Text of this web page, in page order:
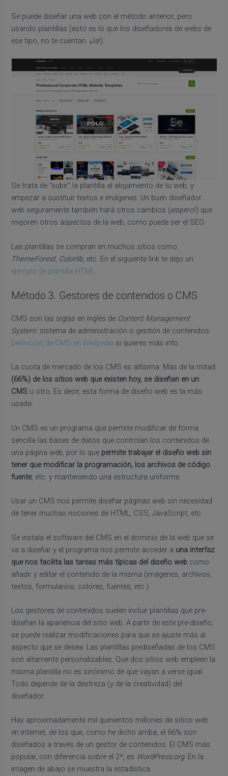
Se puede diseñar una web con el método anterior, pero
usando plantillas (esto es lo que los diseñadores de webs de
ese tipo, no te cuentan. ¡Ja!).
Se trata de “subir” la plantilla al alojamiento de tu web, y
empezar a sustituir textos e imágenes. Un buen diseñador
web seguramente también hará otros cambios (¡espero!) que
mejoren otros aspectos de la web, como puede ser el SEO.
Las plantillas se compran en muchos sitios como
ThemeForest, Colorlib, etc. En el siguiente link te dejo un
ejemplo de plantilla HTML.
Método 3. Gestores de contenidos o CMS
CMS son las siglas en inglés de Content Management
System: sistema de administración o gestión de contenidos.
Definición de CMS en Wikipedia si quieres más info.
La cuota de mercado de los CMS es altísima. Más de la mitad
(66%) de los sitios web que existen hoy, se diseñan en un
CMS u otro. Es decir, esta forma de diseño web es la más
usada.
Un CMS es un programa que permite modificar de forma
sencilla las bases de datos que controlan los contenidos de
una página web, por lo que permite trabajar el diseño web sin
tener que modificar la programación, los archivos de código
fuente, etc. y manteniendo una estructura uniforme.
Usar un CMS nos permite diseñar páginas web sin necesidad
de tener muchas nociones de HTML, CSS, JavaScript, etc.
Se instala el software del CMS en el dominio de la web que se
va a diseñar y el programa nos permite acceder a una interfaz
que nos facilita las tareas más típicas del diseño web como
añadir y editar el contenido de la misma (imágenes, archivos,
textos, formularios, colores, fuentes, etc.).
Los gestores de contenidos suelen incluir plantillas que pre-
diseñan la apariencia del sitio web. A partir de este pre-diseño,
se puede realizar modificaciones para que se ajuste más al
aspecto que se desea. Las plantillas prediseñadas de los CMS
son altamente personalizables. Que dos sitios web empleen la
misma plantilla no es sinónimo de que vayan a verse igual.
Todo depende de la destreza (y de la creatividad) del
diseñador.
Hay aproximadamente mil quinientos millones de sitios web
en internet, de los que, como he dicho arriba, el 66% son
diseñados a través de un gestor de contenidos. El CMS más
popular, con diferencia sobre el 2º, es WordPress.org. En la
imagen de abajo se muestra la estadística.